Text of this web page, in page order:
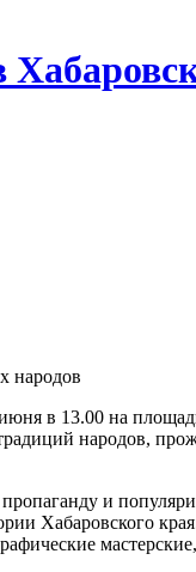
народов
в 13.00 на
народов,
и
Хабаровского